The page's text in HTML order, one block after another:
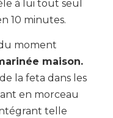
à lui tout seul
10 minutes.
moment
maison.
la feta dans les
en morceau
telle